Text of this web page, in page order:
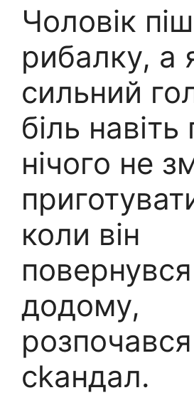
Чоловік
рибалку, а
сильний
біль навіть
нічого не
коли він
повернувся
додому,
розпочався
сkандал.